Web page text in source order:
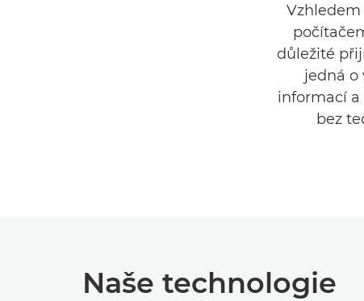
důležité
jedná o
informací
bez
Naše technologie